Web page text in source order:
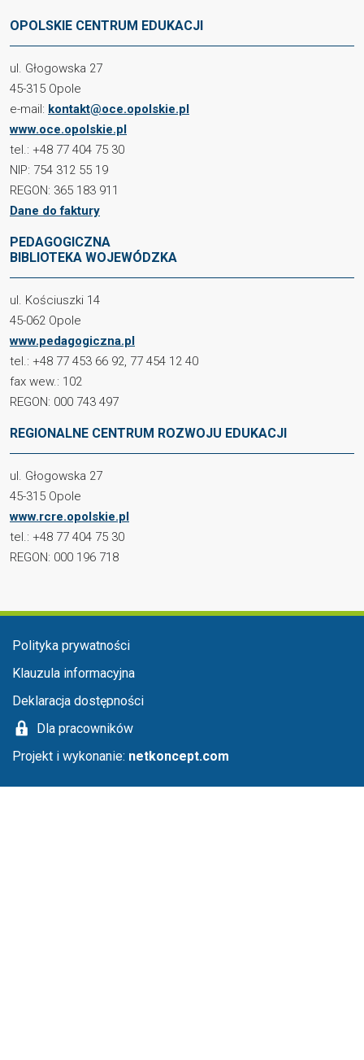
OPOLSKIE CENTRUM EDUKACJI
ul. Głogowska 27
45-315 Opole
e-mail: kontakt@oce.opolskie.pl
www.oce.opolskie.pl
tel.: +48 77 404 75 30
NIP: 754 312 55 19
REGON: 365 183 911
Dane do faktury
PEDAGOGICZNA
BIBLIOTEKA WOJEWÓDZKA
ul. Kościuszki 14
45-062 Opole
www.pedagogiczna.pl
tel.: +48 77 453 66 92, 77 454 12 40
fax wew.: 102
REGON: 000 743 497
REGIONALNE CENTRUM ROZWOJU EDUKACJI
ul. Głogowska 27
45-315 Opole
www.rcre.opolskie.pl
tel.: +48 77 404 75 30
REGON: 000 196 718
Menu stopka
Polityka prywatności
Klauzula informacyjna
Deklaracja dostępności
Dla pracowników
Projekt i wykonanie: netkoncept.com